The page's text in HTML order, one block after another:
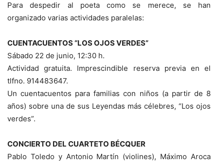
Para despedir al poeta como se merece, se han
organizado varias actividades paralelas:
CUENTACUENTOS “LOS OJOS VERDES”
Sábado 22 de junio, 12:30 h.
Actividad gratuita. Imprescindible reserva previa en el
tlfno. 914483647.
Un cuentacuentos para familias con niños (a partir de 8
años) sobre una de sus Leyendas más célebres, “Los ojos
verdes”.
CONCIERTO DEL CUARTETO BÉCQUER
Pablo Toledo y Antonio Martín (violines), Máximo Aroca